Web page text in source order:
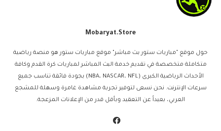
Mobaryat.store
حول موقع "مباريات ستور بث مباشر" موقع مباريات ستور هو منصة رياضية
متكاملة متخصصة في تقديم خدمة البث المباشر لمباريات كرة القدم وكافة
الأحداث الرياضية الكبرى (NBA، NASCAR، NFL) بجودة فائقة تناسب جميع
سرعات الإنترنت. نحن نسعى لتوفير تجربة مشاهدة غامرة وسهلة للمشجع
العربي، بعيداً عن التعقيد وبأقل قدر من الإعلانات المزعجة.